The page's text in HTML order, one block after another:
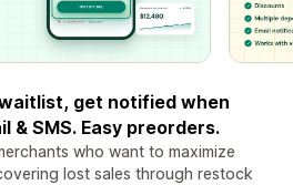
get notified when
& SMS. Easy preorders.
who want to maximize
lost sales through restock